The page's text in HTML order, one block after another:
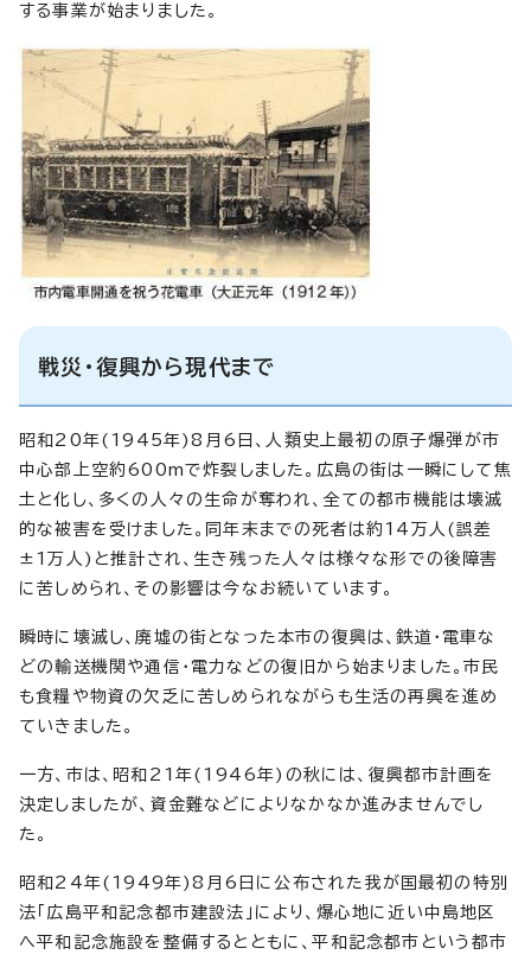
する事業が始まりました。
戦災・復興から現代まで
昭和20年(1945年)8月6日、人類史上最初の原子爆弾が市
中心部上空約600mで炸裂しました。広島の街は一瞬にして焦
土と化し、多くの人々の生命が奪われ、全ての都市機能は壊滅
的な被害を受けました。同年末までの死者は約14万人(誤差
±1万人)と推計され、生き残った人々は様々な形での後障害
に苦しめられ、その影響は今なお続いています。
瞬時に壊滅し、廃墟の街となった本市の復興は、鉄道・電車な
どの輸送機関や通信・電力などの復旧から始まりました。市民
も食糧や物資の欠乏に苦しめられながらも生活の再興を進め
ていきました。
一方、市は、昭和21年(1946年)の秋には、復興都市計画を
決定しましたが、資金難などによりなかなか進みませんでし
た。
昭和24年(1949年)8月6日に公布された我が国最初の特別
法「広島平和記念都市建設法」により、爆心地に近い中島地区
へ平和記念施設を整備するとともに、平和記念都市という都市